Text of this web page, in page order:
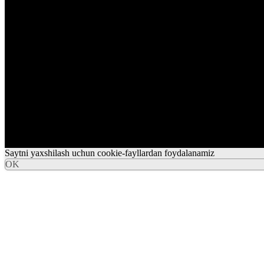
Saytni yaxshilash uchun cookie-fayllardan foydalanamiz
OK